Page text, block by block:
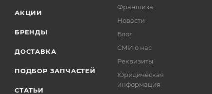
АКЦИИ
БРЕНДЫ
ДОСТАВКА
ПОДБОР ЗАПЧАСТЕЙ
СТАТЬИ
Франшиза
Новости
Блог
СМИ о нас
Реквизиты
Юридическая
информация